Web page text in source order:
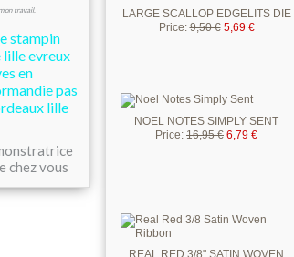
travail.
chez vous
LARGE SCALLOP EDGELITS DIE
Price:9,50 € 5,69 €
NOEL NOTES SIMPLY SENT
Price: 16,95 € 6,79 €
REAL RED 3/8" SATIN WOVEN